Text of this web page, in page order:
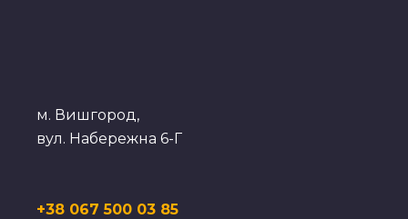
м. Вишгород,
вул. Набережна 6-Г
+38 067 500 03 85